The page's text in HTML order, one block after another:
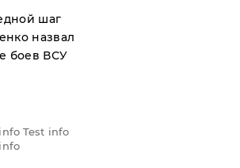
шаг
назвал
боев ВСУ
Test info